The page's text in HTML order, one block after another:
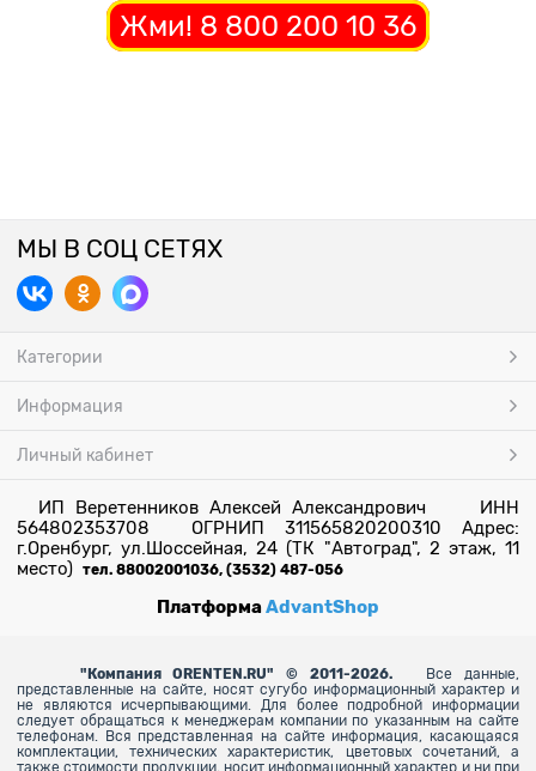
Жми! 8 800 200 10 36
МЫ В СОЦ СЕТЯХ
Категории
Информация
Личный кабинет
ИП Веретенников Алексей Александрович ИНН
564802353708 ОГРНИП 311565820200310 Адрес:
г.Оренбург, ул.Шоссейная, 24 (ТК "Автоград", 2 этаж, 11
место) тел. 88002001036, (3532) 487-056
ПлатформаAdvantShop
" Компания ORENTEN.RU" © 2011-2026.
Все данные,
представленные на сайте, носят сугубо информационный характер и
не являются исчерпывающими. Для более подробной информации
следует обращаться к менеджерам компании по указанным на сайте
телефонам. Вся представленная на сайте информация, касающаяся
комплектации, технических характеристик, цветовых сочетаний, а
также стоимости продукции, носит информационный характер и ни при